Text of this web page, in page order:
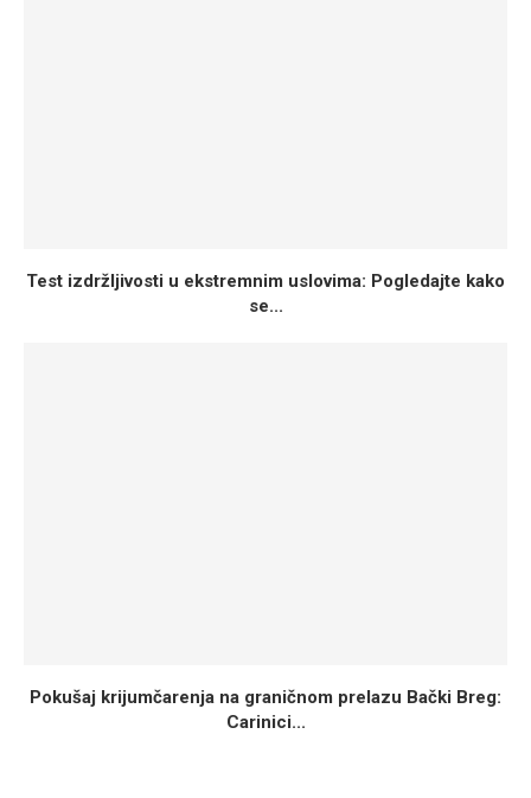
Test izdržljivosti u ekstremnim uslovima: Pogledajte kako
se...
Pokušaj krijumčarenja na graničnom prelazu Bački Breg:
Carinici...